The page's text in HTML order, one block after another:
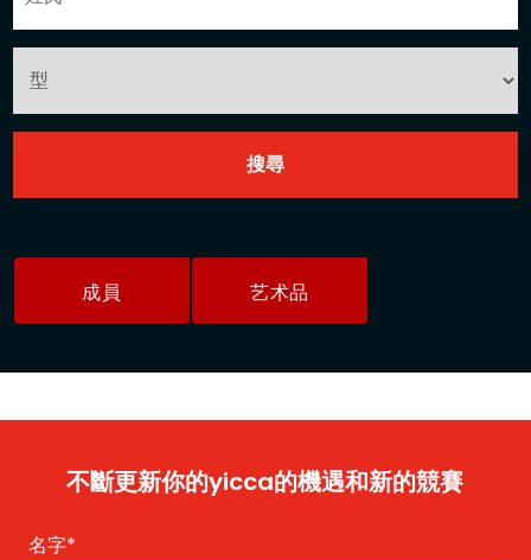
成員 艺术品
不斷更新你的yicca的機遇和新的競賽
名字*